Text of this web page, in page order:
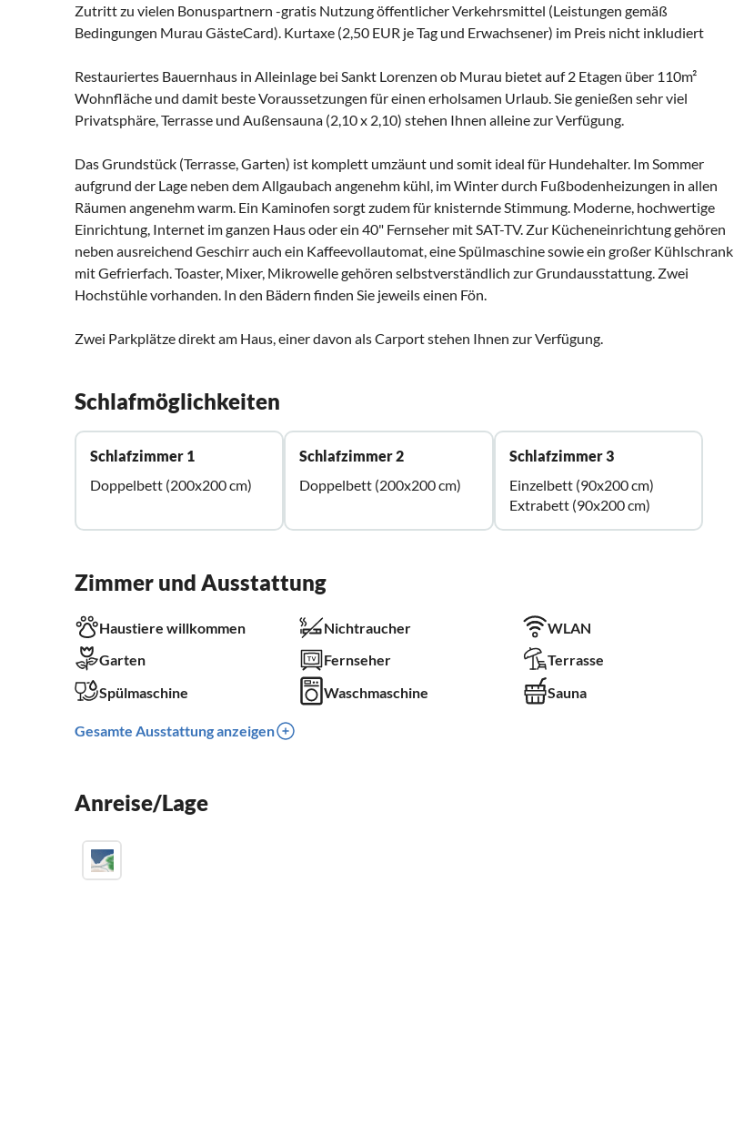
Zutritt zu vielen Bonuspartnern -gratis Nutzung öffentlicher Verkehrsmittel (Leistungen gemäß
Bedingungen Murau GästeCard). Kurtaxe (2,50 EUR je Tag und Erwachsener) im Preis nicht inkludiert
Restauriertes Bauernhaus in Alleinlage bei Sankt Lorenzen ob Murau bietet auf 2 Etagen über 110m²
Wohnfläche und damit beste Voraussetzungen für einen erholsamen Urlaub. Sie genießen sehr viel
Privatsphäre, Terrasse und Außensauna (2,10 x 2,10) stehen Ihnen alleine zur Verfügung.
Das Grundstück (Terrasse, Garten) ist komplett umzäunt und somit ideal für Hundehalter. Im Sommer
aufgrund der Lage neben dem Allgaubach angenehm kühl, im Winter durch Fußbodenheizungen in allen
Räumen angenehm warm. Ein Kaminofen sorgt zudem für knisternde Stimmung. Moderne, hochwertige
Einrichtung, Internet im ganzen Haus oder ein 40" Fernseher mit SAT-TV. Zur Kücheneinrichtung gehören
neben ausreichend Geschirr auch ein Kaffeevollautomat, eine Spülmaschine sowie ein großer Kühlschrank
mit Gefrierfach. Toaster, Mixer, Mikrowelle gehören selbstverständlich zur Grundausstattung. Zwei
Hochstühle vorhanden. In den Bädern finden Sie jeweils einen Fön.
Zwei Parkplätze direkt am Haus, einer davon als Carport stehen Ihnen zur Verfügung.
Schlafmöglichkeiten
Schlafzimmer 1
Doppelbett (200x200 cm)
Schlafzimmer 2
Doppelbett (200x200 cm)
Schlafzimmer 3
Einzelbett (90x200 cm)
Extrabett (90x200 cm)
Zimmer und Ausstattung
Haustiere willkommen Nichtraucher
WLAN
Garten
Fernseher
Terrasse
Spülmaschine
Waschmaschine Sauna
Gesamte Ausstattung anzeigen
Anreise/Lage